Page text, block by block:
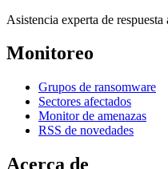
Asistencia experta de
Monitoreo
Grupos de ransomware
Sectores afectados
Monitor de amenazas
RSS de novedades
Acerca de